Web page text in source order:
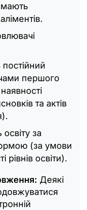
мають
першого
та актів
за
(за умови
рівнів освіти).
Деякі